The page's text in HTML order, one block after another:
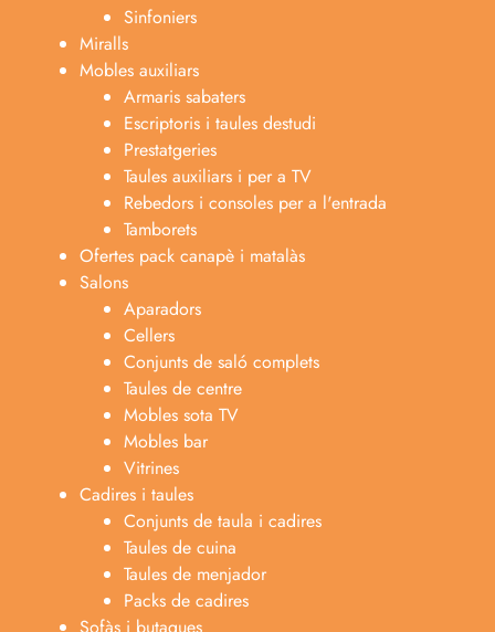
Sinfoniers
Miralls
Mobles auxiliars
Armaris sabaters
Escriptoris i taules destudi
Prestatgeries
Taules auxiliars i per a TV
Rebedors i consoles per a l'entrada
Tamborets
Ofertes pack canapè i matalàs
Salons
Aparadors
Cellers
Conjunts de saló complets
Taules de centre
Mobles sota TV
Mobles bar
Vitrines
Cadires i taules
Conjunts de taula i cadires
Taules de cuina
Taules de menjador
Packs de cadires
Sofàs i butaques